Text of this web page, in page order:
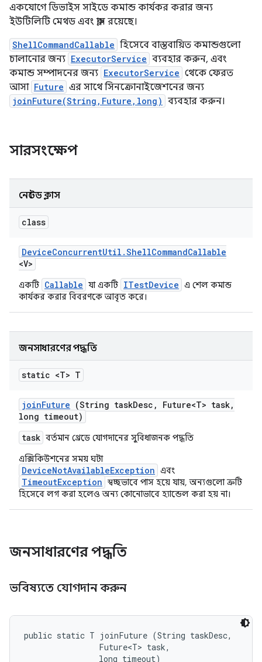
একযোগে ডিভাইস সাইডে কমান্ড কার্যকর করার জন্য
ইউটিলিটি মেথড এবং ক্লাস রয়েছে।
ShellCommandCallable হিসেবে বাস্তবায়িত কমান্ডগুলো
চালানোর জন্য ExecutorService ব্যবহার করুন, এবং
কমান্ড সম্পাদনের জন্য ExecutorService থেকে ফেরত
আসা Future এর সাথে সিনক্রোনাইজেশনের জন্য
joinFuture(String,Future,long) ব্যবহার করুন।
সারসংক্ষেপ
নেস্টেড ক্লাস
class
DeviceConcurrentUtil .ShellCommandCallable
<V>
একটি Callable যা একটি ITestDevice এ শেল কমান্ড
কার্যকর করার বিবরণকে আবৃত করে।
জনসাধারণের পদ্ধতি
static <T> T
joinFuture (String taskDesc , Future<T> task,
long timeout)
task বর্তমান থ্রেডে যোগদানের সুবিধাজনক পদ্ধতি
এক্সিকিউশনের সময় ঘটা
DeviceNotAvailableException এবং
TimeoutException স্বচ্ছভাবে পাস হয়ে যায়, অন্যগুলো ত্রুটি
হিসেবে লগ করা হলেও অন্য কোনোভাবে হ্যান্ডেল করা হয় না।
জনসাধারণের পদ্ধতি
ভবিষ্যতে যোগদান করুন
public static T joinFuture (String taskDesc,
                Future<T> task,
                long timeout)